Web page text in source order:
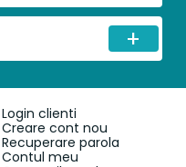
Login clienti
Creare cont nou
Recuperare parola
Contul meu